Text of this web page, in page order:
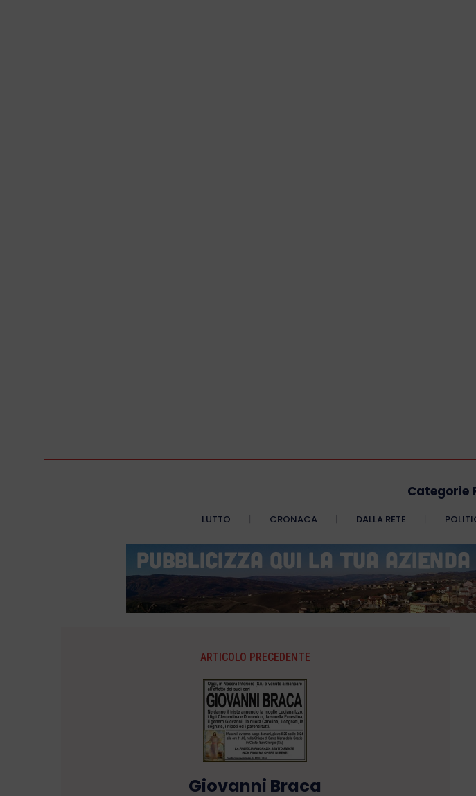
Categorie
LUTTO CRONACA DALLA RETE
ARTICOLO PRECEDENTE
Giovanni Braca